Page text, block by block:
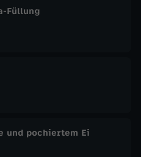
Füllung
und pochiertem Ei